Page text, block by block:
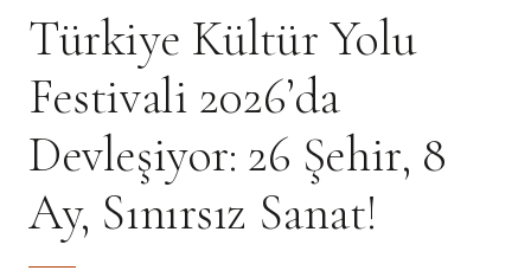
Türkiye Kültür Yolu
Festivali 2026’da
Devleşiyor: 26 Şehir, 8
Ay, Sınırsız Sanat!